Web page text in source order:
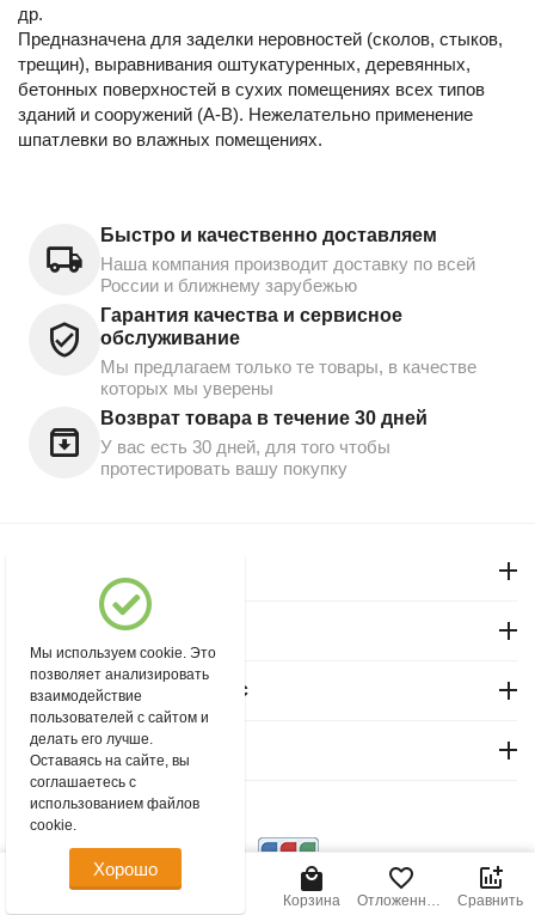
др.
Предназначена для заделки неровностей (сколов, стыков,
трещин), выравнивания оштукатуренных, деревянных,
бетонных поверхностей в сухих помещениях всех типов
зданий и сооружений (А-В). Нежелательно применение
шпатлевки во влажных помещениях.
Быстро и качественно доставляем
Наша компания производит доставку по всей
России и ближнему зарубежью
Гарантия качества и сервисное
обслуживание
Мы предлагаем только те товары, в качестве
которых мы уверены
Возврат товара в течение 30 дней
У вас есть 30 дней, для того чтобы
протестировать вашу покупку
Магазин "Северный"
Покупательский сервис
Контакты
© 2004 - 2026 msever.ru.
145.00 Р В корзину
Корзина
Отложенные
Сравнить
Мы используем cookie. Это
позволяет анализировать
взаимодействие
пользователей с сайтом и
делать его лучше.
Оставаясь на сайте, вы
соглашаетесь с
использованием файлов
cookie.
Хорошо